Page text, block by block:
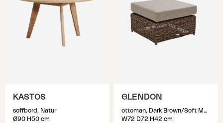
KASTOS
soffbord, Natur
Ø90 H50 cm
GLENDON
ottoman, Dark Brown/Soft Moose
W72 D72 H42 cm